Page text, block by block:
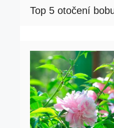
Top 5 otočení